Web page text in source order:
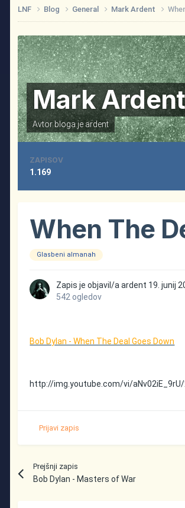
LNF Blog General Mark Ardent
Mark Ardent
Avtor bloga jeardent
ZAPISOV
1.169
When The
Glasbeni almanah
Zapis je objavil/aardent 19. junij
542 ogledov
Bob Dylan - When The Deal Goes Down
http://img.youtube.com/vi/aNv02iE_9rU/
Prijavi zapis
Prejšnji zapis
Bob Dylan - Masters of War